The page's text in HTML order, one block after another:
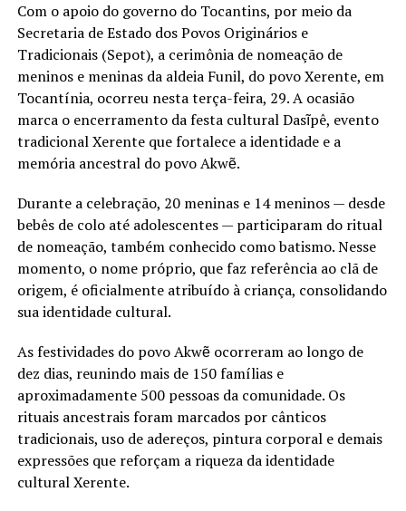
Com o apoio do governo do Tocantins, por meio da
Secretaria de Estado dos Povos Originários e
Tradicionais (Sepot), a cerimônia de nomeação de
meninos e meninas da aldeia Funil, do povo Xerente, em
Tocantínia, ocorreu nesta terça-feira, 29. A ocasião
marca o encerramento da festa cultural Dasĩpê, evento
tradicional Xerente que fortalece a identidade e a
memória ancestral do povo Akwẽ.
Durante a celebração, 20 meninas e 14 meninos — desde
bebês de colo até adolescentes — participaram do ritual
de nomeação, também conhecido como batismo. Nesse
momento, o nome próprio, que faz referência ao clã de
origem, é oficialmente atribuído à criança, consolidando
sua identidade cultural.
As festividades do povo Akwẽ ocorreram ao longo de
dez dias, reunindo mais de 150 famílias e
aproximadamente 500 pessoas da comunidade. Os
rituais ancestrais foram marcados por cânticos
tradicionais, uso de adereços, pintura corporal e demais
expressões que reforçam a riqueza da identidade
cultural Xerente.